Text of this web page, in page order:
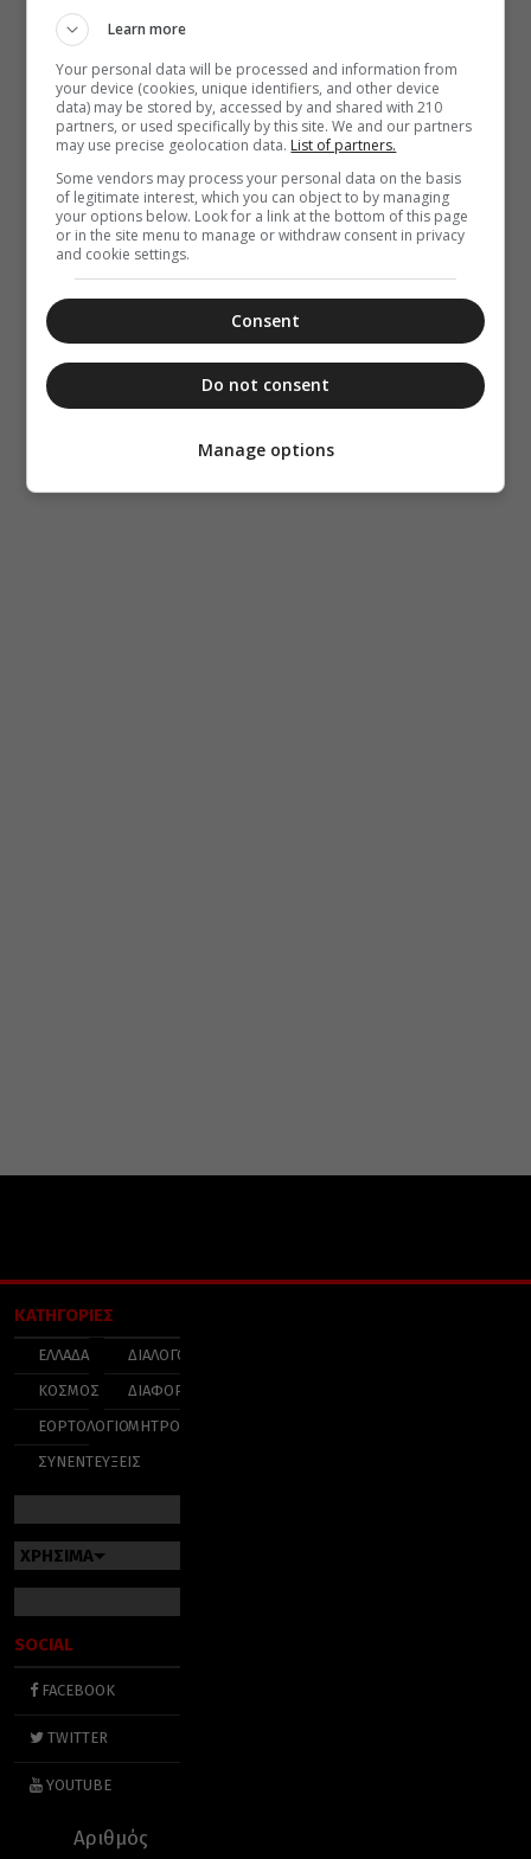
ΚΑΤΗΓΟΡΙΕΣ
ΕΛΛΑΔΑ
ΚΟΣΜΟΣ
ΕΟΡΤΟΛΟΓΙΟ
ΣΥΝΕΝΤΕΥΞΕΙΣ
ΔΙΑΛΟΓΟΣ
ΔΙΑΦΟΡΑ
ΜΗΤΡΟΠΟΛΕΙΣ
ΧΡΗΣΙΜΑ
SOCIAL
FACEBOOK
TWITTER
YOUTUBE
Αριθμός
Learn more
Your personal data will be processed and information from
your device (cookies, unique identifiers, and other device
data) may be stored by, accessed by and shared with 210
partners, or used specifically by this site. We and our partners
may use precise geolocation data. List of partners.
Some vendors may process your personal data on the basis
of legitimate interest, which you can object to by managing
your options below. Look for a link at the bottom of this page
or in the site menu to manage or withdraw consent in privacy
and cookie settings.
Consent
Do not consent
Manage options